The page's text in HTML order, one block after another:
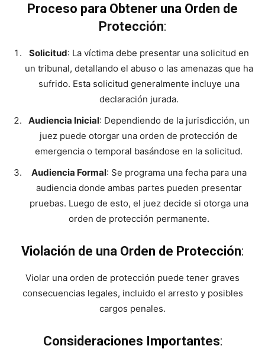
Proceso para Obtener una Orden de
Protección:
Solicitud: La víctima debe presentar una solicitud en
un tribunal, detallando el abuso o las amenazas que ha
sufrido. Esta solicitud generalmente incluye una
declaración jurada.
Audiencia Inicial: Dependiendo de la jurisdicción, un
juez puede otorgar una orden de protección de
emergencia o temporal basándose en la solicitud.
Audiencia Formal: Se programa una fecha para una
audiencia donde ambas partes pueden presentar
pruebas. Luego de esto, el juez decide si otorga una
orden de protección permanente.
Violación de una Orden de Protección:
Violar una orden de protección puede tener graves
consecuencias legales, incluido el arresto y posibles
cargos penales.
Consideraciones Importantes: